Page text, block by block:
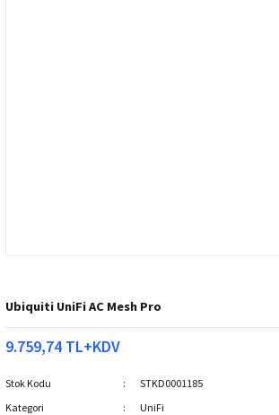
Ubiquiti UniFi AC Mesh Pro
9.759,74 TL+KDV
Stok Kodu
STKD0001185
Kategori
UniFi